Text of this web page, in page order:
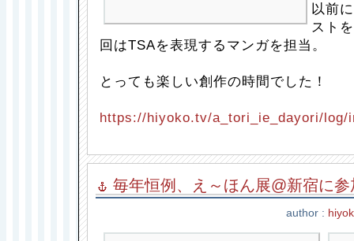
以前
スト
回はTSAを表現するマンガを担当。
とっても楽しい創作の時間でした！
https://hiyoko.tv/a_tori_ie_dayori/log/
毎年恒例、え～ほん展@新宿に
author :